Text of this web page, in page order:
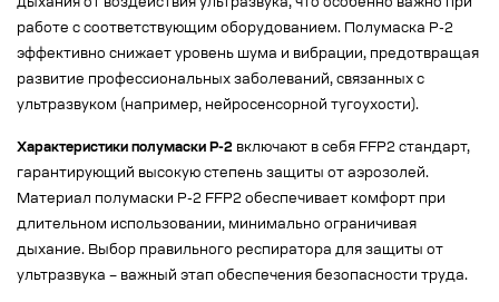
дыхания от воздействия ультразвука, что особенно важно при
работе с соответствующим оборудованием. Полумаска Р-2
эффективно снижает уровень шума и вибрации, предотвращая
развитие профессиональных заболеваний, связанных с
ультразвуком (например, нейросенсорной тугоухости).
Характеристики полумаски Р-2 включают в себя FFP2 стандарт,
гарантирующий высокую степень защиты от аэрозолей.
Материал полумаски Р-2 FFP2 обеспечивает комфорт при
длительном использовании, минимально ограничивая
дыхание. Выбор правильного респиратора для защиты от
ультразвука – важный этап обеспечения безопасности труда.